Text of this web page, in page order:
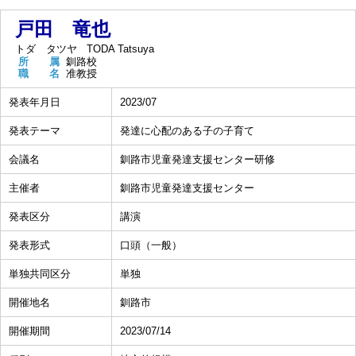
戸田 竜也
トダ タツヤ
TODA Tatsuya
所 属 釧路校
職 名 准教授
発表年月日 2023/07
発表テーマ 発達に心配のある子の子育て
会議名 釧路市児童発達支援センター研修
主催者 釧路市児童発達支援センター
発表区分 講演
発表形式 口頭（一般）
単独共同区分 単独
開催地名 釧路市
開催期間 2023/07/14